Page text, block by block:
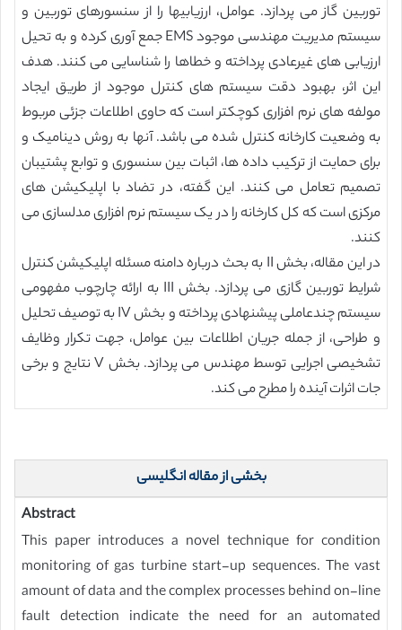
توربین گاز می پردازد. عوامل، ارزیابیها را از سنسورهای توربین و
سیستم مدیریت مهندسی موجود EMS جمع آوری کرده و به تحیل
ارزیابی های غیرعادی پرداخته و خطاها را شناسایی می کنند. هدف
این اثر، بهبود دقت سیستم های کنترل موجود از طریق ایجاد
مولفه های نرم افزاری کوچکتر است که حاوی اطلاعات جزئی مربوط
به وضعیت کارخانه کنترل شده می باشد. آنها به روش دینامیک و
برای حمایت از ترکیب داده ها، اثبات بین سنسوری و توابع پشتیبان
تصمیم تعامل می کنند. این گفته، در تضاد با اپلیکیشن های
مرکزی است که کل کارخانه را در یک سیستم نرم افزاری مدلسازی می
کنند.
در این مقاله، بخش II به بحث درباره دامنه مسئله اپلیکیشن کنترل
شرایط توربین گازی می پردازد. بخش III به ارائه چارچوب مفهومی
سیستم چندعاملی پیشنهادی پرداخته و بخش IV به توصیف تحلیل
و طراحی، از جمله جریان اطلاعات بین عوامل، جهت تکرار وظایف
تشخیصی اجرایی توسط مهندس می پردازد. بخش V نتایج و برخی
جات اثرات آینده را مطرح می کند.
بخشی از مقاله انگلیسی
Abstract
This paper introduces a novel technique for condition
monitoring of gas turbine start-up sequences. The vast
amount of data and the complex processes behind on-line
fault detection indicate the need for an automated